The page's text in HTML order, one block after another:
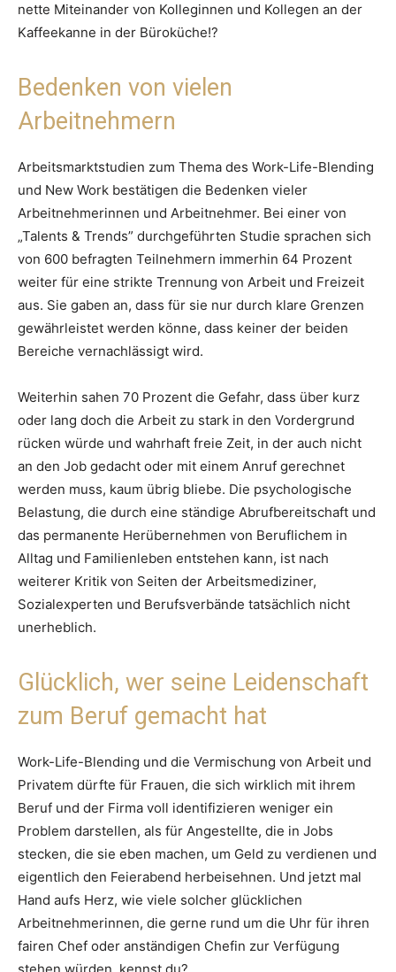
nette Miteinander von Kolleginnen und Kollegen an der
Kaffeekanne in der Büroküche!?
Bedenken von vielen
Arbeitnehmern
Arbeitsmarktstudien zum Thema des Work-Life-Blending
und New Work bestätigen die Bedenken vieler
Arbeitnehmerinnen und Arbeitnehmer. Bei einer von
„Talents & Trends” durchgeführten Studie sprachen sich
von 600 befragten Teilnehmern immerhin 64 Prozent
weiter für eine strikte Trennung von Arbeit und Freizeit
aus. Sie gaben an, dass für sie nur durch klare Grenzen
gewährleistet werden könne, dass keiner der beiden
Bereiche vernachlässigt wird.
Weiterhin sahen 70 Prozent die Gefahr, dass über kurz
oder lang doch die Arbeit zu stark in den Vordergrund
rücken würde und wahrhaft freie Zeit, in der auch nicht
an den Job gedacht oder mit einem Anruf gerechnet
werden muss, kaum übrig bliebe. Die psychologische
Belastung, die durch eine ständige Abrufbereitschaft und
das permanente Herübernehmen von Beruflichem in
Alltag und Familienleben entstehen kann, ist nach
weiterer Kritik von Seiten der Arbeitsmediziner,
Sozialexperten und Berufsverbände tatsächlich nicht
unerheblich.
Glücklich, wer seine Leidenschaft
zum Beruf gemacht hat
Work-Life-Blending und die Vermischung von Arbeit und
Privatem dürfte für Frauen, die sich wirklich mit ihrem
Beruf und der Firma voll identifizieren weniger ein
Problem darstellen, als für Angestellte, die in Jobs
stecken, die sie eben machen, um Geld zu verdienen und
eigentlich den Feierabend herbeisehnen. Und jetzt mal
Hand aufs Herz, wie viele solcher glücklichen
Arbeitnehmerinnen, die gerne rund um die Uhr für ihren
fairen Chef oder anständigen Chefin zur Verfügung